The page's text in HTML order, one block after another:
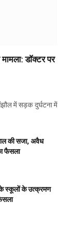
डॉक्टर पर
में सड़क दुर्घटना में
की सजा, अवैध
फैसला
के स्कूलों के उत्क्रमण